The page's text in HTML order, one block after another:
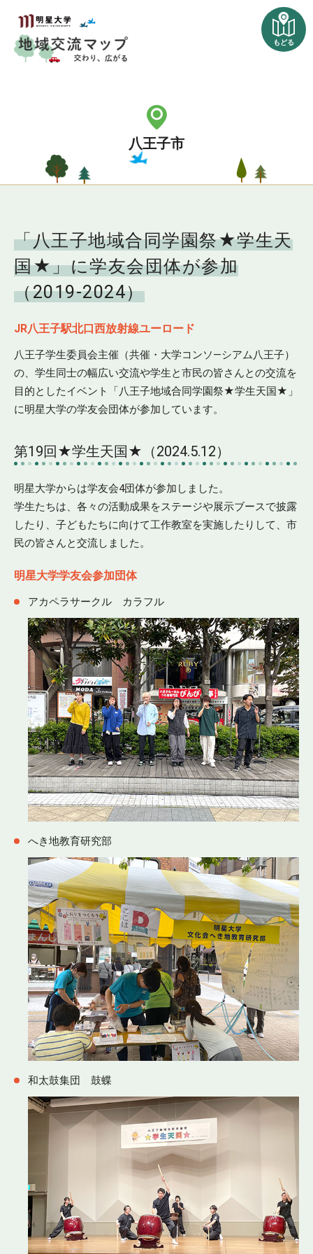
もどる
八王子市
「八王子地域合同学園祭★学生天
国★」に学友会団体が参加
（2019-2024）
JR八王子駅北口西放射線ユーロード
八王子学生委員会主催（共催・大学コンソ—シアム八王子）
の、学生同士の幅広い交流や学生と市民の皆さんとの交流を
目的としたイベント「八王子地域合同学園祭★学生天国★」
に明星大学の学友会団体が参加しています。
第19回★学生天国★（2024.5.12）
明星大学からは学友会4団体が参加しました。
学生たちは、各々の活動成果をステージや展示ブースで披露
したり、子どもたちに向けて工作教室を実施したりして、市
民の皆さんと交流しました。
明星大学学友会参加団体
アカペラサークル カラフル
へき地教育研究部
和太鼓集団 鼓蝶